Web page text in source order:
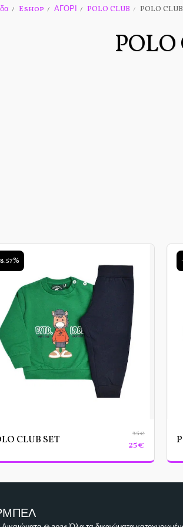
Eshop ΑΓΟΡΙ POLO CLUB POLO
CLUB SET 35€
25€